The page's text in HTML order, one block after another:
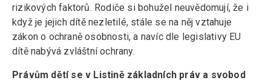
rizikových faktorů. Rodiče si bohužel neuvědomují, že i
když je jejich dítě nezletilé, stále se na něj vztahuje
zákon o ochraně osobnosti, a navíc dle legislativy EU
dítě nabývá zvláštní ochrany.
Právům dětí se v Listině základních práv a svobod